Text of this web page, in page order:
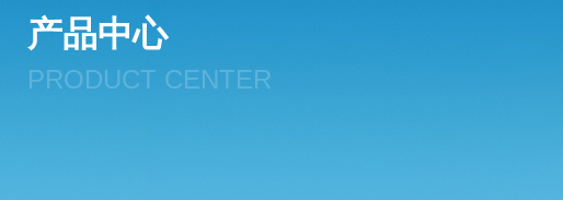
产品中心
PRODUCT CENTER